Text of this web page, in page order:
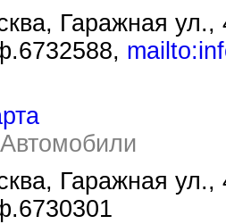
Гаражная ул.,
Гаражная ул.,